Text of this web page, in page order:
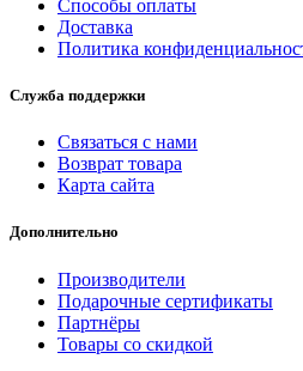
Способы оплаты
Доставка
Политика
Служба поддержки
Связаться с нами
Возврат товара
Карта сайта
Дополнительно
Производители
Подарочные сертификаты
Партнёры
Товары со скидкой